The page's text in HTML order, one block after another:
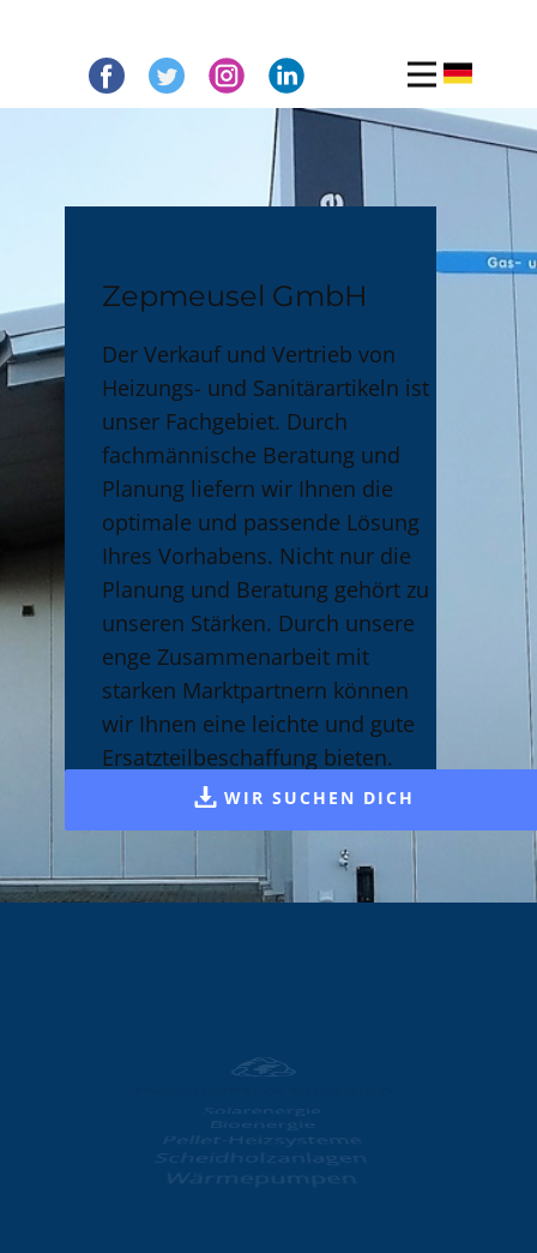
Zepmeusel GmbH
Der Verkauf und Vertrieb von
Heizungs- und Sanitärartikeln ist
unser Fachgebiet. Durch
fachmännische Beratung und
Planung liefern wir Ihnen die
optimale und passende Lösung
Ihres Vorhabens. Nicht nur die
Planung und Beratung gehört zu
unseren Stärken. Durch unsere
enge Zusammenarbeit mit
starken Marktpartnern können
wir Ihnen eine leichte und gute
Ersatzteilbeschaffung bieten.
WIR SUCHEN DICH
Regenerative Energien
Solarenergie
Bioenergie
Pellet-Heizsysteme